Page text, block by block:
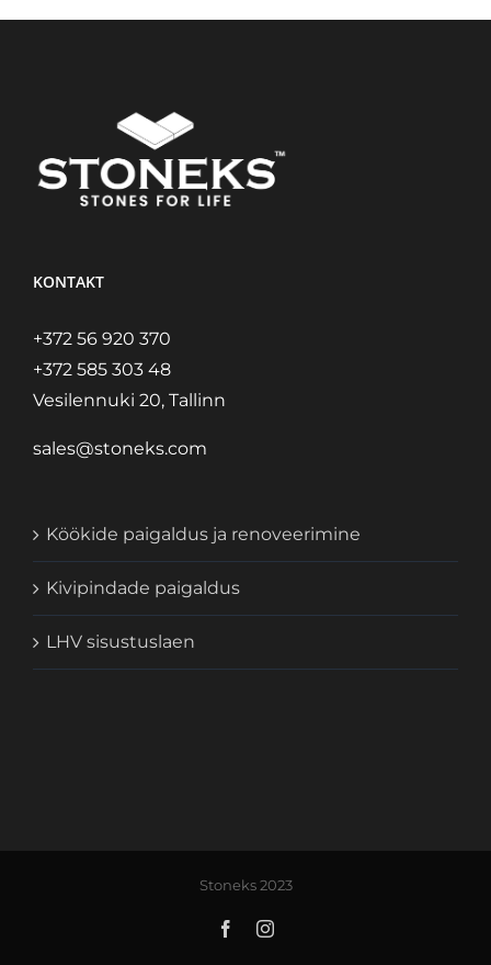
KONTAKT
+372 56 920 370
+372 585 303 48
Vesilennuki 20, Tallinn
sales@stoneks.com
Köökide paigaldus ja renoveerimine
Kivipindade paigaldus
LHV sisustuslaen
Stoneks 2023
FacebookInstagram